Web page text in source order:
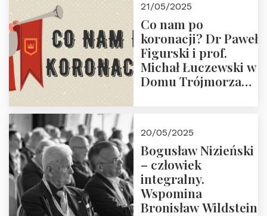
Zapraszamy do
zapisów.
21/05/2025
Co nam po
koronacji? Dr Paweł
Figurski i prof.
Michał Łuczewski w
Domu Trójmorza
20/05/2025
Bogusław Nizieński
– człowiek
integralny.
Wspomina
Bronisław Wildstein